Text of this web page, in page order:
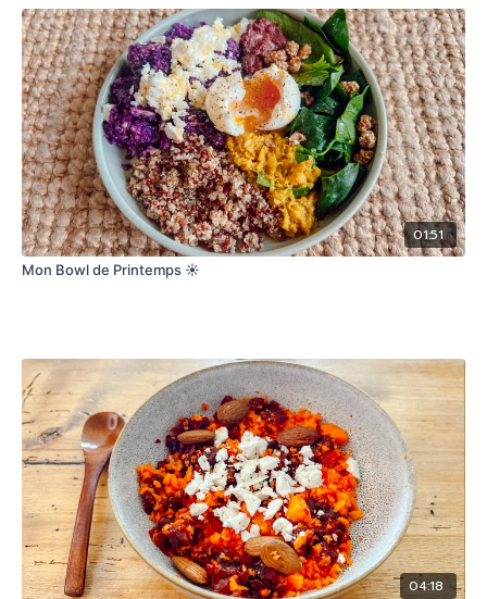
Pousse d'épinards frais
Choux rouge
Carotte
Feta ou Mozza
J'espère que ce format simple vous plaira. N'hésitez pas à
partager vos retours sous la vidéo
01:51
Mon Bowl de Printemps ☀️
04:18